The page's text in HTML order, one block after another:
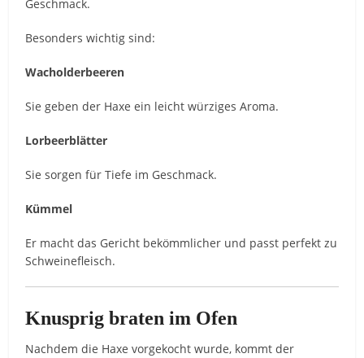
Geschmack.
Besonders wichtig sind:
Wacholderbeeren
Sie geben der Haxe ein leicht würziges Aroma.
Lorbeerblätter
Sie sorgen für Tiefe im Geschmack.
Kümmel
Er macht das Gericht bekömmlicher und passt perfekt zu
Schweinefleisch.
Knusprig braten im Ofen
Nachdem die Haxe vorgekocht wurde, kommt der